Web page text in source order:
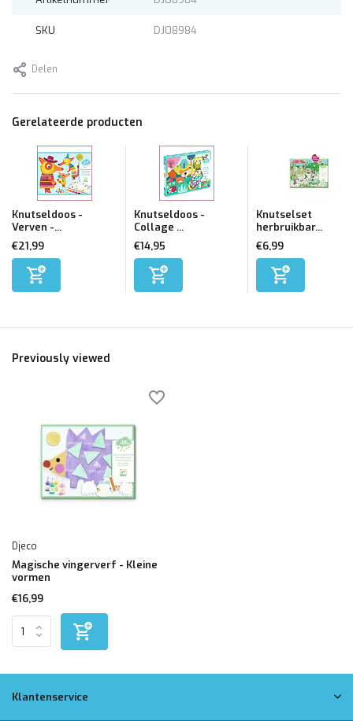
SKU DJ08984
Delen
Gerelateerde producten
Knutseldoos -
Verven -...
€21,99
Knutseldoos -
Collage ...
€14,95
Knutselset
herbruikbar...
€6,99
Previously viewed
Djeco
Magische vingerverf - Kleine
vormen
€16,99
Klantenservice